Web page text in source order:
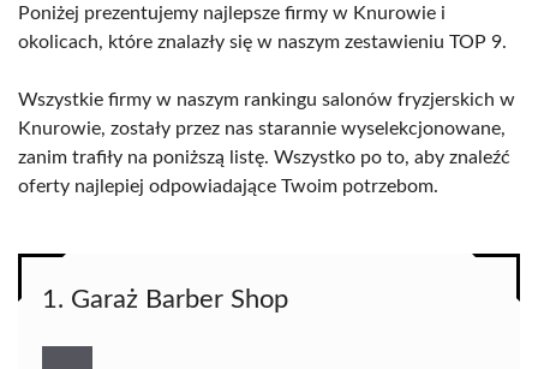
Poniżej prezentujemy najlepsze firmy w Knurowie i
okolicach, które znalazły się w naszym zestawieniu TOP 9.
Wszystkie firmy w naszym rankingu salonów fryzjerskich w
Knurowie, zostały przez nas starannie wyselekcjonowane,
zanim trafiły na poniższą listę. Wszystko po to, aby znaleźć
oferty najlepiej odpowiadające Twoim potrzebom.
1. Garaż Barber Shop